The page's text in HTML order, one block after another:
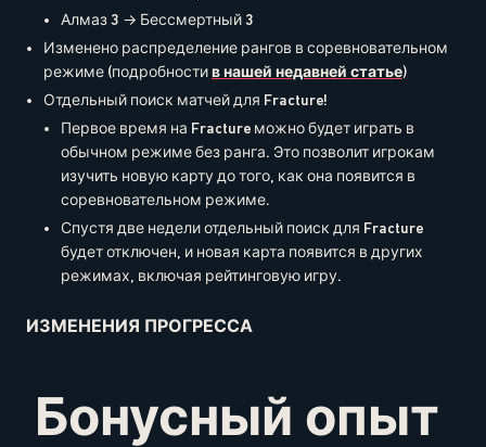
Алмаз 3 → Бессмертный 3
Изменено распределение рангов в соревновательном
режиме (подробностив нашей недавней статье)
Отдельный поиск матчей для Fracture!
Первое время на Fracture можно будет играть в
обычном режиме без ранга. Это позволит игрокам
изучить новую карту до того, как она появится в
соревновательном режиме.
Спустя две недели отдельный поиск для Fracture
будет отключен, и новая карта появится в других
режимах, включая рейтинговую игру.
ИЗМЕНЕНИЯ ПРОГРЕССА
Бонусный опыт